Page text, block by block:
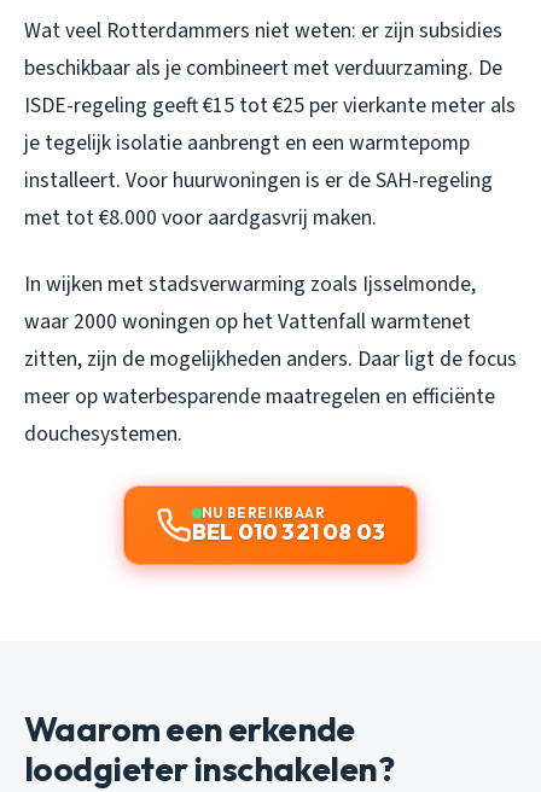
Wat veel Rotterdammers niet weten: er zijn subsidies
beschikbaar als je combineert met verduurzaming. De
ISDE-regeling geeft €15 tot €25 per vierkante meter als
je tegelijk isolatie aanbrengt en een warmtepomp
installeert. Voor huurwoningen is er de SAH-regeling
met tot €8.000 voor aardgasvrij maken.
In wijken met stadsverwarming zoals Ijsselmonde,
waar 2000 woningen op het Vattenfall warmtenet
zitten, zijn de mogelijkheden anders. Daar ligt de focus
meer op waterbesparende maatregelen en efficiënte
douchesystemen.
NU BEREIKBAAR
BEL 010 321 08 03
Waarom een erkende
loodgieter inschakelen?